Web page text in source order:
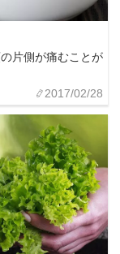
片側が痛むことが
2017/02/28